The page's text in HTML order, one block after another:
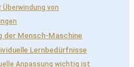
von
der Mensch-Maschine
Lernbedürfnisse
Anpassung wichtig ist